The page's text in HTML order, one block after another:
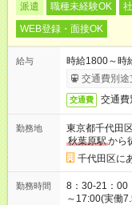
派遣 職種未経験OK
WEB登録・面接OK
給与
時給1800～
交通費別途
交通費 交通費
勤務地
東京都千代田区
秋葉原駅から
千代田区に
勤務時間
8：30-21：00 実働7ｈ～ ＜シフ
～17:00(実働